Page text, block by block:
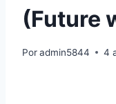
(Future
Poradmin5844 4